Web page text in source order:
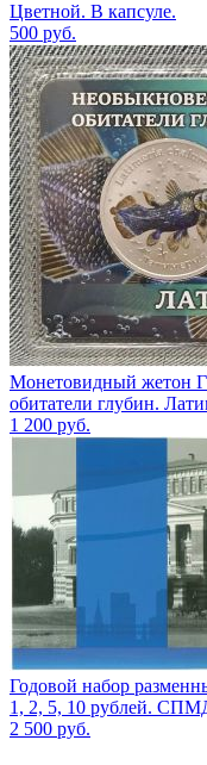
Цветной. В капсуле.
500 руб.
Монетовидный
обитатели глубин.
1 200 руб.
Годовой набор
1, 2, 5, 10 рублей.
2 500 руб.